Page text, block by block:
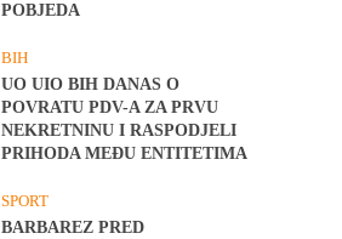
POBJEDA
BIH
UO UIO BIH DANAS O
POVRATU PDV-A ZA PRVU
NEKRETNINU I RASPODJELI
PRIHODA MEĐU ENTITETIMA
SPORT
BARBAREZ PRED